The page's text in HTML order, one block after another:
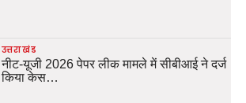
उत्तराखंड
नीट-यूजी 2026 पेपर लीक मामले में सीबीआई ने दर्ज
किया केस…